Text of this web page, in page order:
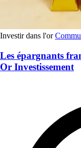
Investir dans l'or
Les épargnants
Or Investissement